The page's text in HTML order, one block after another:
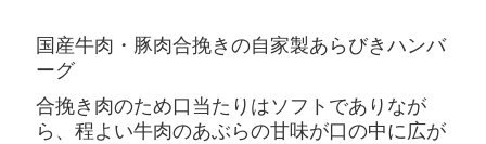
国産牛肉・豚肉合挽きの自家製あらびきハンバ
ーグ
合挽き肉のため口当たりはソフトでありなが
ら、程よい牛肉のあぶらの甘味が口の中に広が